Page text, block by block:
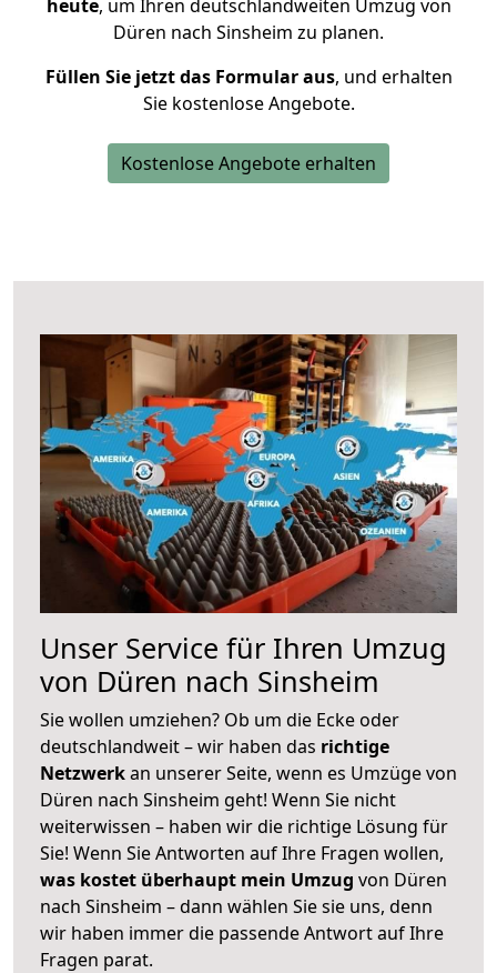
heute, um Ihren deutschlandweiten Umzug von
Düren nach Sinsheim zu planen.
Füllen Sie jetzt das Formular aus, und erhalten
Sie kostenlose Angebote.
Kostenlose Angebote erhalten
Unser Service für Ihren Umzug
von Düren nach Sinsheim
Sie wollen umziehen? Ob um die Ecke oder
deutschlandweit – wir haben das richtige
Netzwerkan unserer Seite, wenn es Umzüge von
Düren nach Sinsheim geht! Wenn Sie nicht
weiterwissen – haben wir die richtige Lösung für
Sie! Wenn Sie Antworten auf Ihre Fragen wollen,
was kostet überhaupt mein Umzug von Düren
nach Sinsheim – dann wählen Sie sie uns, denn
wir haben immer die passende Antwort auf Ihre
Fragen parat.